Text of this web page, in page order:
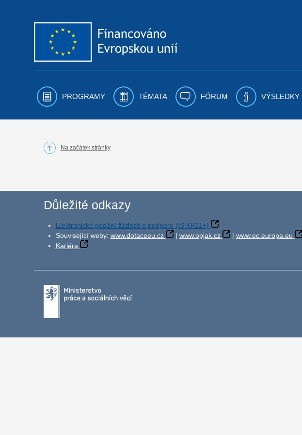
PROGRAMY TÉMATA FÓRUM VÝSLEDKY
Na začátek stránky
Důležité odkazy
Elektronické podání žádosti o podporu (IS KP21+)
Související weby: www.dotaceeu.cz | www.opjak.cz | www.ec.europa.eu
Kariéra